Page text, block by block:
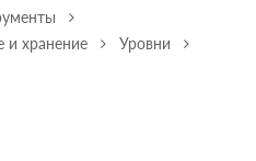
и хранение
Уровни